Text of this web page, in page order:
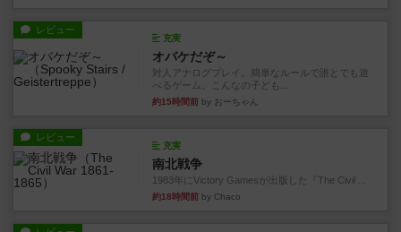
レビュー
充実
オバケだぞ～
対人アナログプレイ。簡単なルールで誰とでも遊
べるゲーム。こんなの子ども...
約15時間前 by おーちゃん
レビュー
充実
南北戦争
1983年にVictory Gamesが出版した『The Civil ...
約18時間前 by Chaco